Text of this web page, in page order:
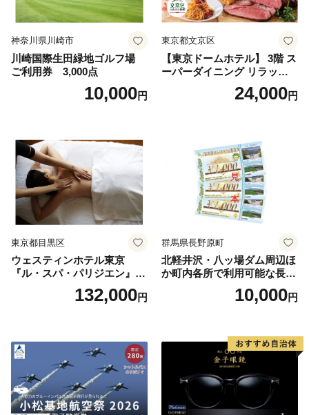
神奈川県川崎市
川崎国際生田緑地ゴルフ場
ご利用券 3,000点
10,000円
東京都文京区
【東京ドームホテル】 3階 ス
ーパーダイニング リラッサ
ランチブッフェ お食事券 大
人1名様分 関東 東京 ご利用
24,000円
東京都目黒区
ウェスティンホテル東京
『ル・スパ・パリジエン』選
べるボディセラピー90分/1名
132,000円
群馬県長野原町
北軽井沢・八ッ場ダム周辺ほ
か町内各所で利用可能な長野
原町ふるさと感謝券（3,000
円分）【トラベル 観光 旅行
10,000円